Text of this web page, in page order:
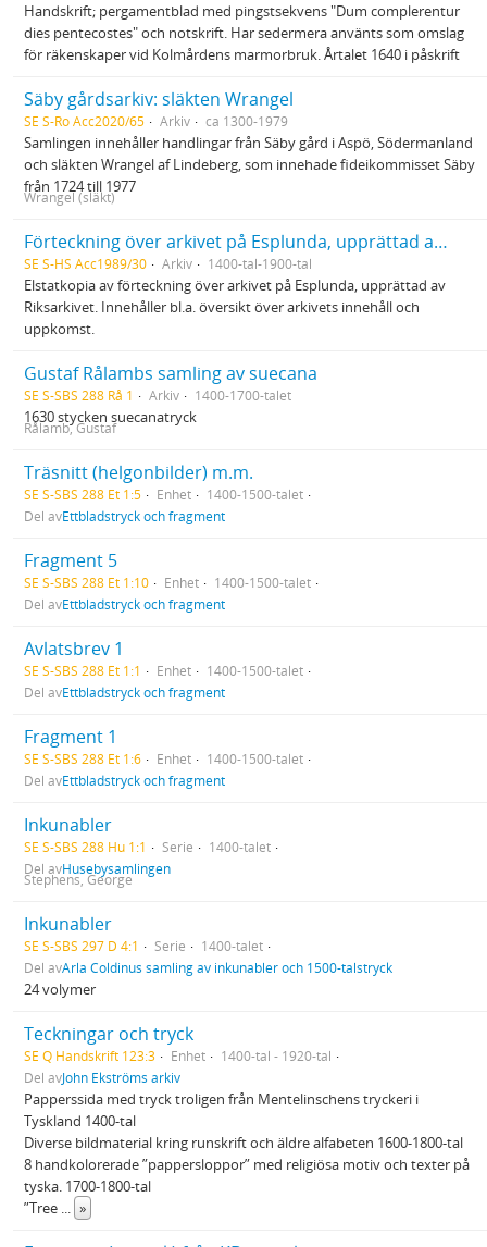
Handskrift; pergamentblad med pingstsekvens "Dum complerentur
dies pentecostes" och notskrift. Har sedermera använts som omslag
för räkenskaper vid Kolmårdens marmorbruk. Årtalet 1640 i påskrift
Säby gårdsarkiv: släkten Wrangel
SE S-Ro Acc2020/65 Arkiv ca 1300-1979
Samlingen innehåller handlingar från Säby gård i Aspö, Södermanland
och släkten Wrangel af Lindeberg, som innehade fideikommisset Säby
från 1724 till 1977
Wrangel (släkt)
Förteckning över arkivet på Esplunda, upprättad av Riksarkivet (kopia)
SE S-HS Acc1989/30 Arkiv 1400-tal-1900-tal
Elstatkopia av förteckning över arkivet på Esplunda, upprättad av
Riksarkivet. Innehåller bl.a. översikt över arkivets innehåll och
uppkomst.
Gustaf Rålambs samling av suecana
SE S-SBS 288 Rå 1 Arkiv 1400-1700-talet
1630 stycken suecanatryck
Rålamb, Gustaf
Träsnitt (helgonbilder) m.m.
SE S-SBS 288 Et 1:5 Enhet
1400-1500-talet
Del avEttbladstryck och fragment
Fragment 5
SE S-SBS 288 Et 1:10 Enhet
1400-1500-talet
Del avEttbladstryck och fragment
Avlatsbrev 1
SE S-SBS 288 Et 1:1 Enhet
1400-1500-talet
Del avEttbladstryck och fragment
Fragment 1
SE S-SBS 288 Et 1:6 Enhet
1400-1500-talet
Del avEttbladstryck och fragment
Inkunabler
SE S-SBS 288 Hu 1:1 Serie
1400-talet
Del avHusebysamlingen
Stephens, George
Inkunabler
SE S-SBS 297 D 4:1 Serie
1400-talet
Del avArla Coldinus samling av inkunabler och 1500-talstryck
24 volymer
Teckningar och tryck
SE Q Handskrift 123:3 Enhet
1400-tal - 1920-tal
Del avJohn Ekströms arkiv
Papperssida med tryck troligen från Mentelinschens tryckeri i
Tyskland 1400-tal
Diverse bildmaterial kring runskrift och äldre alfabeten 1600-1800-tal
8 handkolorerade ”pappersloppor” med religiösa motiv och texter på
tyska. 1700-1800-tal
”Tree ... »